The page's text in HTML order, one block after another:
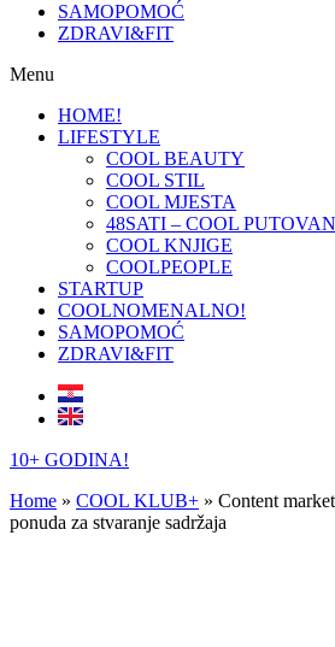
SAMOPOMOĆ
ZDRAVI&FIT
Menu
HOME!
LIFESTYLE
COOL BEAUTY
COOL STIL
COOL MJESTA
48SATI – COOL
COOL KNJIGE
COOLPEOPLE
STARTUP
COOLNOMENALNO!
SAMOPOMOĆ
ZDRAVI&FIT
10+ GODINA!
Home » COOL KLUB+ » Content
ponuda za stvaranje sadržaja